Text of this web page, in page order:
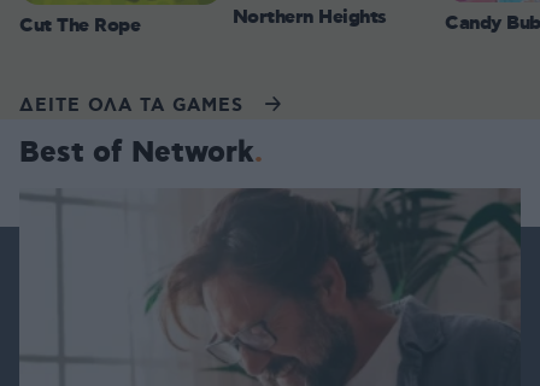
Cut The Rope Northern Heights Candy
ΔΕΙΤΕ ΟΛΑ ΤΑ GAMES
Best of Network